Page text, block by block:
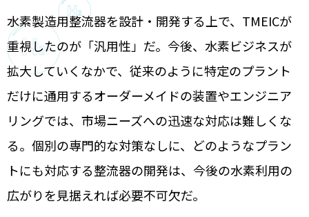
水素製造用整流器を設計・開発する上で、TMEICが
重視したのが「汎用性」だ。今後、水素ビジネスが
拡大していくなかで、従来のように特定のプラント
だけに通用するオーダーメイドの装置やエンジニア
リングでは、市場ニーズへの迅速な対応は難しくな
る。個別の専門的な対策なしに、どのようなプラン
トにも対応する整流器の開発は、今後の水素利用の
広がりを見据えれば必要不可欠だ。